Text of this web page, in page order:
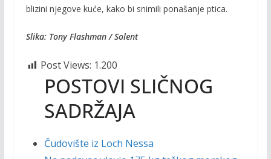
blizini njegove kuće, kako bi snimili ponašanje ptica.
Slika: Tony Flashman / Solent
Post Views: 1.200
POSTOVI SLIČNOG
SADRŽAJA
Čudovište iz Loch Nessa